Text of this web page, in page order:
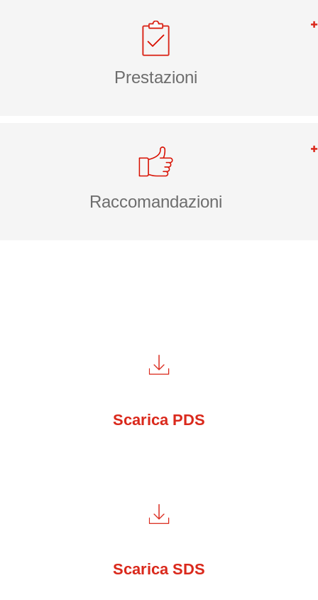
Prestazioni
Raccomandazioni
Scarica PDS
Scarica SDS